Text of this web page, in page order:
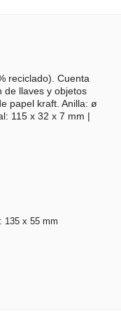
reciclado). Cuenta
de llaves y objetos
papel kraft. Anilla: ø
115 x 32 x 7 mm |
135 x 55 mm